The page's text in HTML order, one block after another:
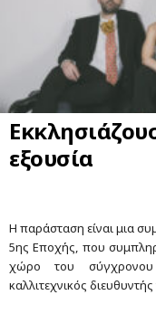
εξουσία
Η παράσταση είναι μια
5ης Εποχής, που
χώρο του σύγχρονου
καλλιτεχνικός